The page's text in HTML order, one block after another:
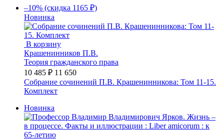
–10% (скидка 1165 ₽)
Новинка
В корзину
Крашенинников П.В.
Теория гражданского права
10 485 ₽ 11 650
Собрание сочинений П.В. Крашенинникова: Том 11-15.
Комплект
Новинка